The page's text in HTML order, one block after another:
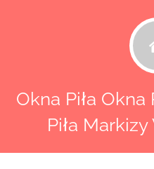
Okna Piła
Piła